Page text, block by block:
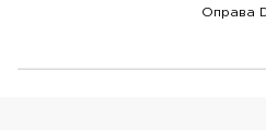
Оправа